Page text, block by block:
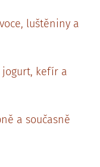
luštěniny a
jogurt, kefír a
a současně